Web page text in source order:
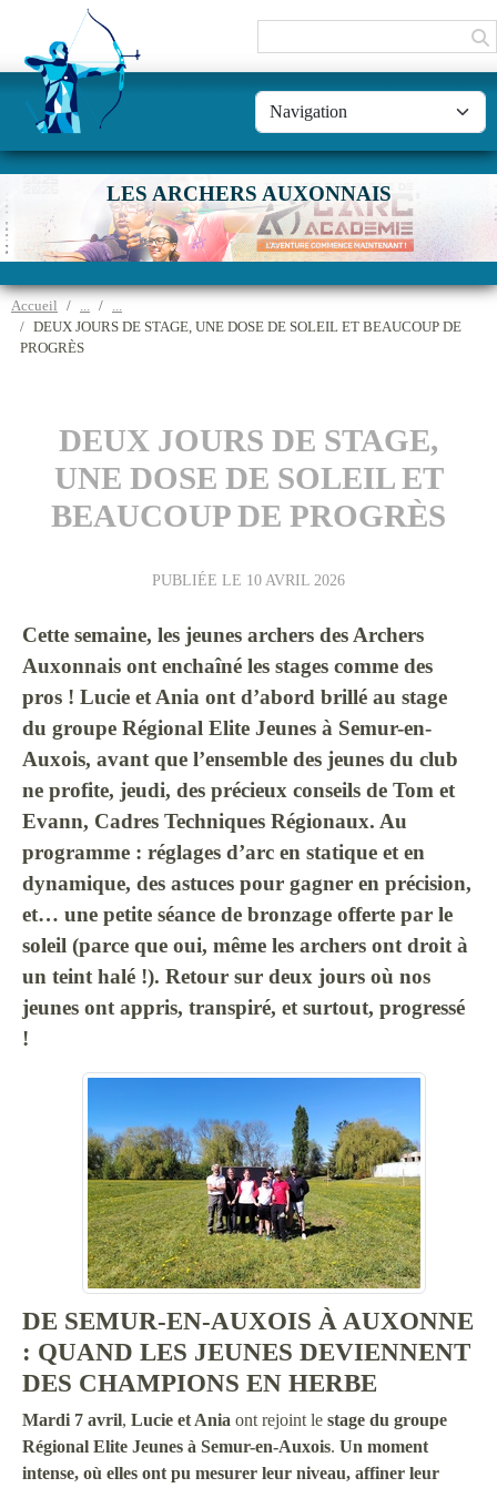
LES ARCHERS AUXONNAIS
Accueil
DEUX JOURS DE STAGE, UNE DOSE DE SOLEIL ET BEAUCOUP DE
PROGRÈS
DEUX JOURS DE STAGE,
UNE DOSE DE SOLEIL ET
BEAUCOUP DE PROGRÈS
PUBLIÉE LE 10 AVRIL 2026
Cette semaine, les jeunes archers des Archers
Auxonnais ont enchaîné les stages comme des
pros ! Lucie et Ania ont d’abord brillé au stage
du groupe Régional Elite Jeunes à Semur-en-
Auxois, avant que l’ensemble des jeunes du club
ne profite, jeudi, des précieux conseils de Tom et
Evann, Cadres Techniques Régionaux. Au
programme : réglages d’arc en statique et en
dynamique, des astuces pour gagner en précision,
et… une petite séance de bronzage offerte par le
soleil (parce que oui, même les archers ont droit à
un teint halé !). Retour sur deux jours où nos
jeunes ont appris, transpiré, et surtout, progressé
!
DE SEMUR-EN-AUXOIS À AUXONNE
: QUAND LES JEUNES DEVIENNENT
DES CHAMPIONS EN HERBE
Mardi 7 avril, Lucie et Ania ont rejoint le stage du groupe
Régional Elite Jeunes à Semur-en-Auxois. Un moment
intense, où elles ont pu mesurer leur niveau, affiner leur
Panneau de gestion des cookies